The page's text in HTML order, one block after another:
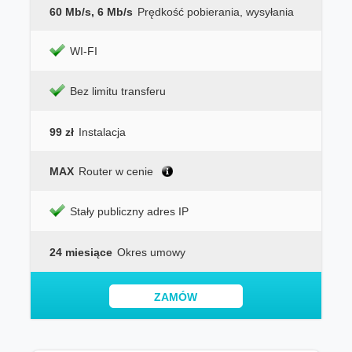
60 Mb/s, 6 Mb/s Prędkość pobierania, wysyłania
WI-FI
Bez limitu transferu
99 zł Instalacja
MAX Router w cenie
Stały publiczny adres IP
24 miesiące Okres umowy
ZAMÓW